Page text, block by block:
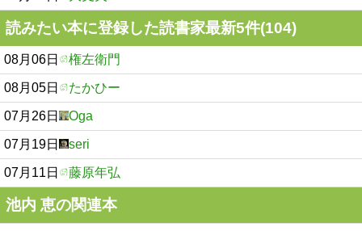
読みたい本に登録した読書家最新5件(104)
08月06日 権左衛門
08月05日 たかひー
07月26日 Oga
07月19日 seri
07月11日 藤原年弘
池内 恵の関連本